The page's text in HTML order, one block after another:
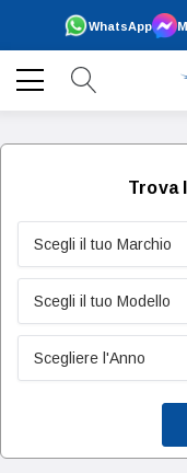
WhatsApp
Trova